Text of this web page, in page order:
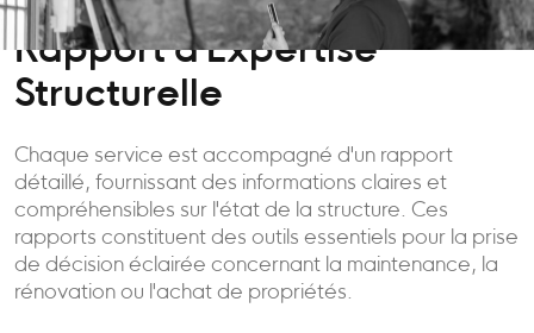
Rapport d'Expertise
Structurelle
Chaque service est accompagné d'un rapport
détaillé, fournissant des informations claires et
compréhensibles sur l'état de la structure. Ces
rapports constituent des outils essentiels pour la prise
de décision éclairée concernant la maintenance, la
rénovation ou l'achat de propriétés.